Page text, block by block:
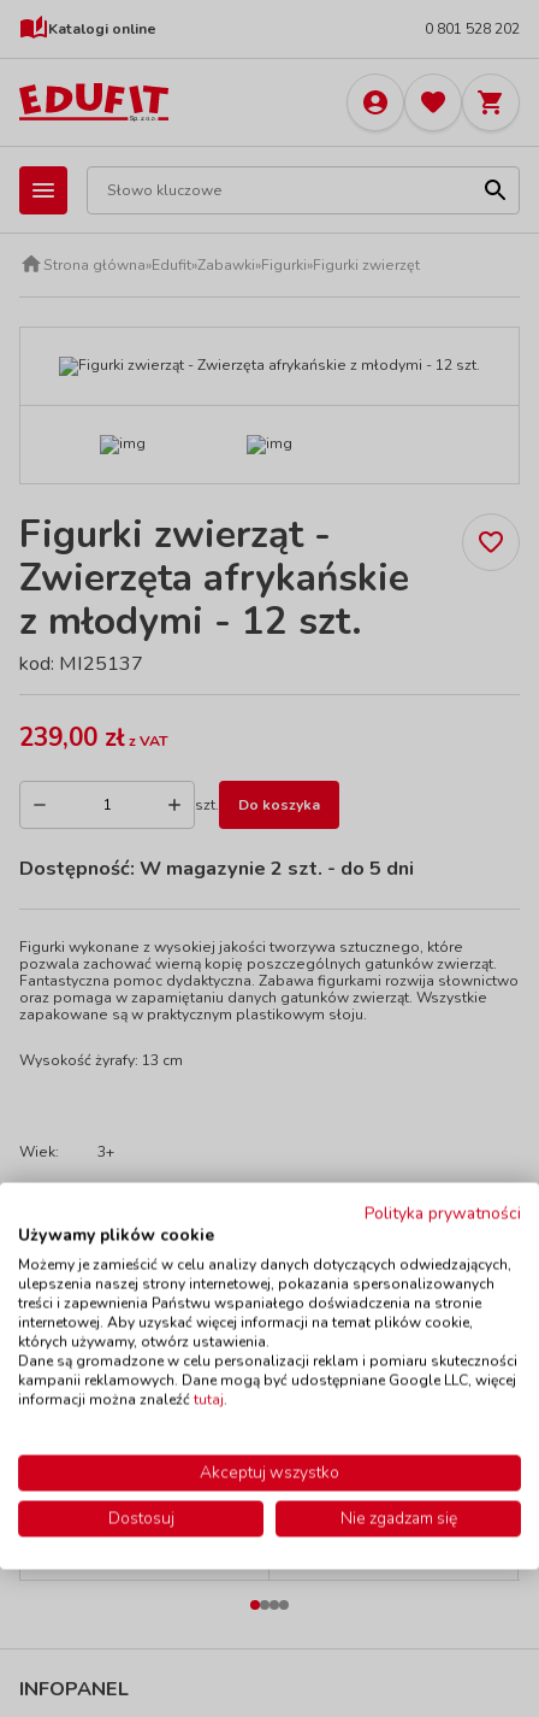
Katalogi online 0 801 528 202
Strona główna»Edufit»Zabawki»Figurki»Figurki zwierzęt
Figurki zwierząt -
Zwierzęta afrykańskie
z młodymi - 12 szt.
kod: MI25137
239,00 złz VAT
szt. Do koszyka
Dostępność: W magazynie 2 szt. - do 5 dni
Figurki wykonane z wysokiej jakości tworzywa sztucznego, które
pozwala zachować wierną kopię poszczególnych gatunków zwierząt.
Fantastyczna pomoc dydaktyczna. Zabawa figurkami rozwija słownictwo
oraz pomaga w zapamiętaniu danych gatunków zwierząt. Wszystkie
zapakowane są w praktycznym plastikowym słoju.
Wysokość żyrafy: 13 cm
Wiek: 3+
Figurki zwierząt -
Zwierzęta
farmerskie - 11 szt.
4 szt.
179,00 zł z VAT
Do koszyka
Figurki zwierząt -
Owady - 12 szt.
kod: MI27480
74,90 zł z VAT
Do koszyka
INFOPANEL
Polityka prywatności
Używamy plików cookie
Możemy je zamieścić w celu analizy danych dotyczących odwiedzających,
ulepszenia naszej strony internetowej, pokazania spersonalizowanych
treści i zapewnienia Państwu wspaniałego doświadczenia na stronie
internetowej. Aby uzyskać więcej informacji na temat plików cookie,
których używamy, otwórz ustawienia.
Dane są gromadzone w celu personalizacji reklam i pomiaru skuteczności
kampanii reklamowych. Dane mogą być udostępniane Google LLC, więcej
informacji można znaleźćtutaj.
Akceptuj wszystko
Dostosuj
Nie zgadzam się